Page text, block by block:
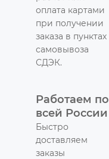
оплата картами
при получении
заказа в пунктах
самовывоза
СДЭК.
Работаем по
всей России
Быстро
доставляем
заказы